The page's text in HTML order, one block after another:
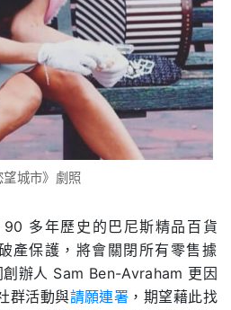
望城市》劇照
90 多年歷史的巴尼斯精品百貨
產保護，將會關閉所有零售據
辦人 Sam Ben-Avraham 更因
群活動與請願連署 ，期望藉此找